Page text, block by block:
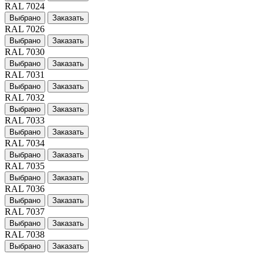
RAL 7024
Выбрано Заказать
RAL 7026
Выбрано Заказать
RAL 7030
Выбрано Заказать
RAL 7031
Выбрано Заказать
RAL 7032
Выбрано Заказать
RAL 7033
Выбрано Заказать
RAL 7034
Выбрано Заказать
RAL 7035
Выбрано Заказать
RAL 7036
Выбрано Заказать
RAL 7037
Выбрано Заказать
RAL 7038
Выбрано Заказать